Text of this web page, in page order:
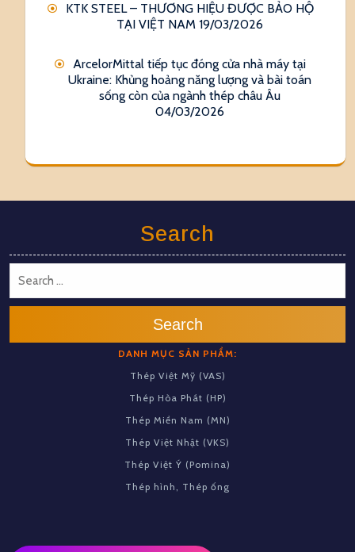
KTK STEEL – THƯƠNG HIỆU ĐƯỢC BẢO HỘ
TẠI VIỆT NAM 19/03/2026
ArcelorMittal tiếp tục đóng cửa nhà máy tại
Ukraine: Khủng hoảng năng lượng và bài toán
sống còn của ngành thép châu Âu
04/03/2026
Search
Search
DANH MỤC SẢN PHẨM:
Thép Việt Mỹ (VAS)
Thép Hòa Phát (HP)
Thép Miền Nam (MN)
Thép Việt Nhật (VKS)
Thép Việt Ý (Pomina)
Thép hình, Thép ống